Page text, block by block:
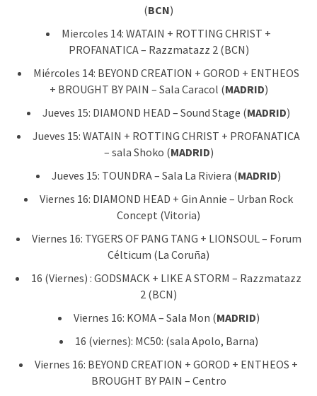
(BCN)
Miercoles 14: WATAIN + ROTTING CHRIST +
PROFANATICA – Razzmatazz 2 (BCN)
Miércoles 14: BEYOND CREATION + GOROD + ENTHEOS
+ BROUGHT BY PAIN – Sala Caracol (MADRID)
Jueves 15: DIAMOND HEAD – Sound Stage (MADRID)
Jueves 15: WATAIN + ROTTING CHRIST + PROFANATICA
– sala Shoko (MADRID)
Jueves 15: TOUNDRA – Sala La Riviera (MADRID)
Viernes 16: DIAMOND HEAD + Gin Annie – Urban Rock
Concept (Vitoria)
Viernes 16: TYGERS OF PANG TANG + LIONSOUL – Forum
Célticum (La Coruña)
16 (Viernes) : GODSMACK + LIKE A STORM – Razzmatazz
2 (BCN)
Viernes 16: KOMA – Sala Mon (MADRID)
16 (viernes): MC50: (sala Apolo, Barna)
Viernes 16: BEYOND CREATION + GOROD + ENTHEOS +
BROUGHT BY PAIN – Centro